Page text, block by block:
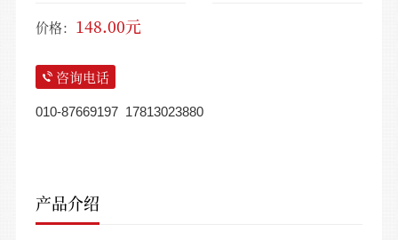
价格： 148.00元
咨询电话
010-87669197  17813023880
产品介绍